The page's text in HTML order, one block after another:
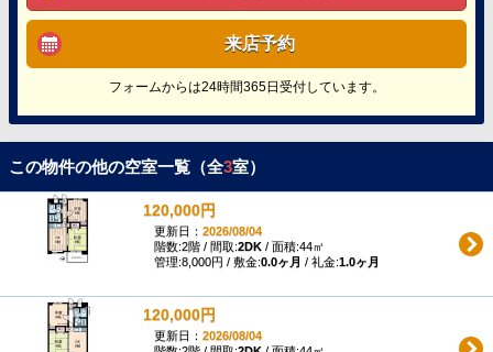
来店予約
フォームからは24時間365日受付しています。
この物件の他の空室一覧（全3室）
120,000円
更新日： 2026/08/04
階数:2階 / 間取:2DK/ 面積:44㎡
管理:8,000円 / 敷金:0.0ヶ月 / 礼金:1.0ヶ月
120,000円
更新日： 2026/08/04